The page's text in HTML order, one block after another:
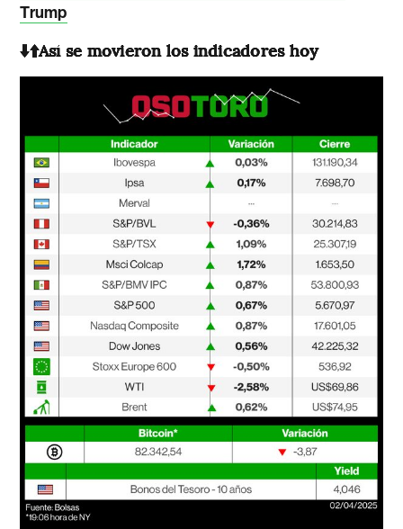
Trump
⬇️⬆️Así se movieron los indicadores hoy